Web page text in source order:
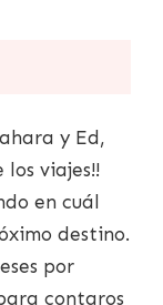
y Ed,
los viajes!!
en cuál
destino.
por
contaros